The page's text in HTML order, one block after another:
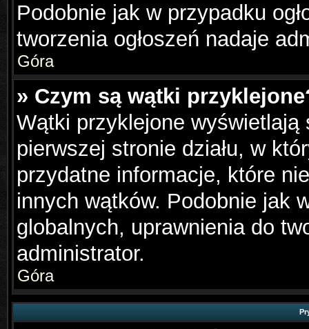
Podobnie jak w przypadku
tworzenia ogłoszeń nadaje
Góra
» Czym są wątki
Wątki przyklejone wyświetlają
pierwszej stronie działu, w
przydatne informacje, które
innych wątków. Podobnie jak
globalnych, uprawnienia do
administrator.
Góra